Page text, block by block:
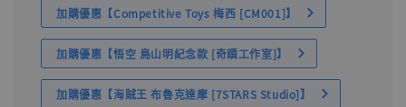
加購優惠【Competitive Toys 梅西 [CM001]】
加購優惠【悟空 鳥山明紀念款 [奇蹟工作室]】
加購優惠【海賊王 布魯克達摩 [7STARS Studio]】